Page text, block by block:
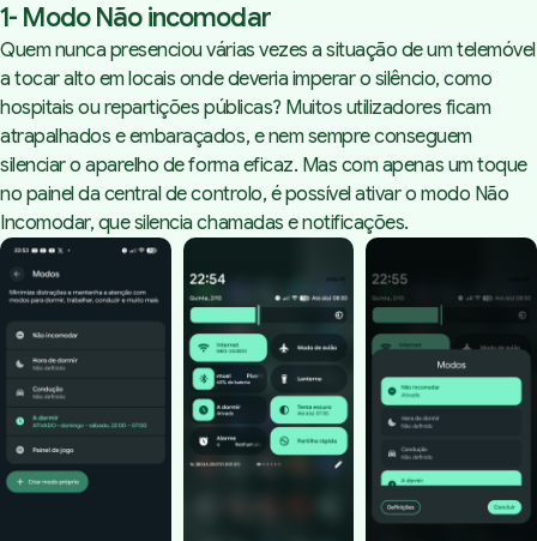
1- Modo Não incomodar
Quem nunca presenciou várias vezes a situação de um telemóvel
a tocar alto em locais onde deveria imperar o silêncio, como
hospitais ou repartições públicas? Muitos utilizadores ficam
atrapalhados e embaraçados, e nem sempre conseguem
silenciar o aparelho de forma eficaz. Mas com apenas um toque
no painel da central de controlo, é possível ativar o modo Não
Incomodar, que silencia chamadas e notificações.